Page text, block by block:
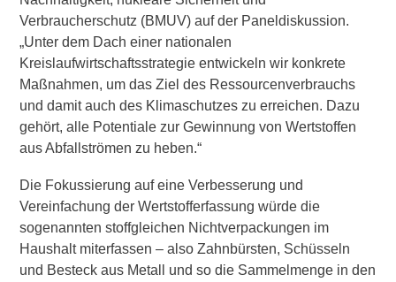
Verbraucherschutz (BMUV) auf der Paneldiskussion.
„Unter dem Dach einer nationalen
Kreislaufwirtschaftsstrategie entwickeln wir konkrete
Maßnahmen, um das Ziel des Ressourcenverbrauchs
und damit auch des Klimaschutzes zu erreichen. Dazu
gehört, alle Potentiale zur Gewinnung von Wertstoffen
aus Abfallströmen zu heben.“
Die Fokussierung auf eine Verbesserung und
Vereinfachung der Wertstofferfassung würde die
sogenannten stoffgleichen Nichtverpackungen im
Haushalt miterfassen – also Zahnbürsten, Schüsseln
und Besteck aus Metall und so die Sammelmenge in den